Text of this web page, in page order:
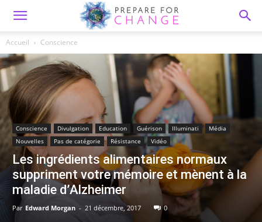
Accueil Conscience
Conscience Divulgation Education Guérison Illuminati
Média
Nouvelles
Pas de catégorie Résistance Vidéo
Les ingrédients alimentaires normaux
suppriment votre mémoire et mènent à la
maladie d’Alzheimer
Par Edward Morgan - 21 décembre, 2017 0